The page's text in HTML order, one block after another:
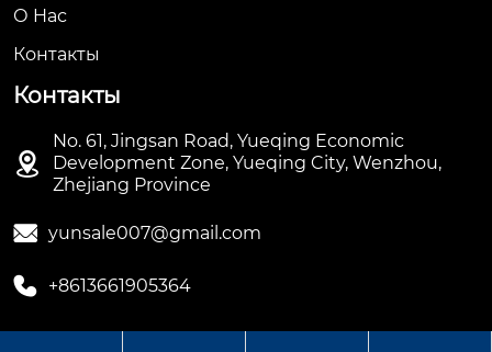
О Hас
Контакты
Контакты

No. 61, Jingsan Road, Yueqing Economic
Development Zone, Yueqing City, Wenzhou,
Zhejiang Province
 yunsale007@gmail.com
 +8613661905364